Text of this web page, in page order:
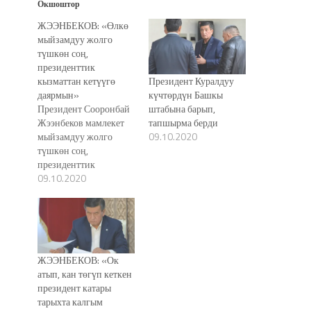
Окшоштор
ЖЭЭНБЕКОВ: «Өлкө
мыйзамдуу жолго
түшкөн соң,
президенттик
кызматтан кетүүгө
даярмын»
Президент Сооронбай
Жээнбеков мамлекет
мыйзамдуу жолго
түшкөн соң,
президенттик
кызматтан кетүүгө
билдирди. Бул
тууралуу бүгүн, 9-
октябрда президенттин
басма сөз кызматы
билдирди. Алардын
билдирүүсүнө
караганда, мамлекет
башчысы өлкөдөгү
09.10.2020
Президент Куралдуу
күчтөрдүн Башкы
штабына барып,
тапшырма берди
09.10.2020
ЖЭЭНБЕКОВ: «Ок
атып, кан төгүп кеткен
президент катары
тарыхта калгым